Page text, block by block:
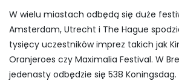
W wielu miastach odbędą się duże
Amsterdam, Utrecht i The Hague
tysięcy uczestników imprez takich jak
Oranjeroes czy Maximalia Festival. W
jedenasty odbędzie się 538 Koningsdag.